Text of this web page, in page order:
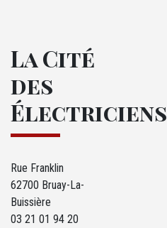
La Cité
des
Électriciens
Rue Franklin
62700 Bruay-La-
Buissière
03 21 01 94 20